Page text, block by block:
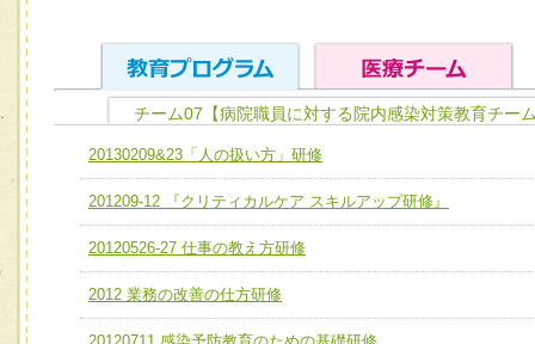
ユニット１ 医療人としての基礎能力
全人的医療を実践する医療人として、必要な基礎能力を身
ける
ユニット２ チーム医療構成力
必要に応じて柔軟に医療チームを組織し、強調できる
ユニット３ 多職種連携力
チーム01【病院内横断的問題解決チーム】
チーム02【地域医療連携推進による高度医療を必要とする
宅患者等支援チーム】
チーム03【癌患者服薬サポートチーム】
チーム04【口腔ケアチーム】
チーム07【病院職員に対する院内感染対策教育チー
20130209&23「人の扱い方」研修
201209-12 『クリティカルケア スキルアップ研修』
20120526-27 仕事の教え方研修
2012 業務の改善の仕方研修